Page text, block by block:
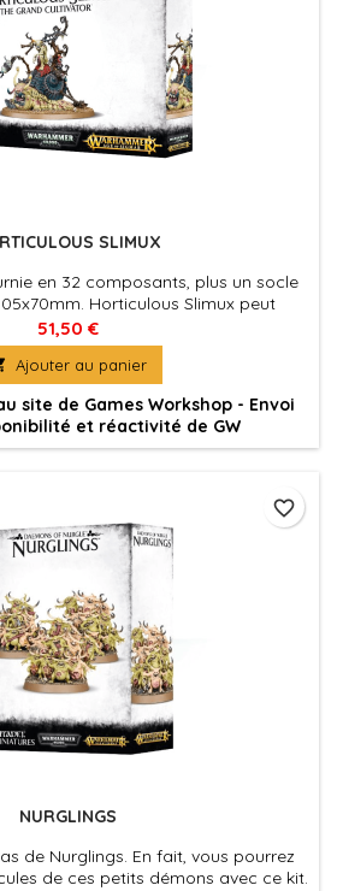
SLIMUX
en 32 composants, plus un socle
Horticulous Slimux peut
Warhammer 40,000 aussi bien que
Age of Sigmar.
51,50 €
Ajouter au panier
site de Games Workshop - Envoi
et réactivité de GW
NURGLINGS
de Nurglings. En fait, vous pourrez
de ces petits démons avec ce kit.
favorite_border